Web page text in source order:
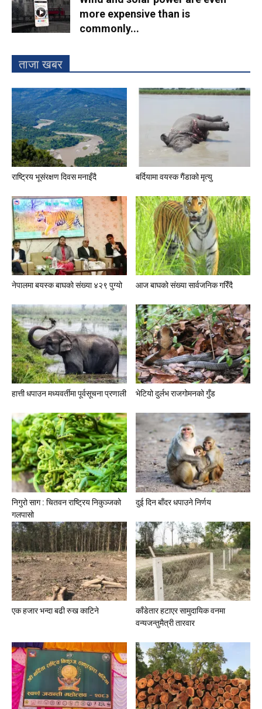
more expensive than is
commonly...
ताजा खबर
राष्ट्रिय भूसंरक्षण दिवस मनाइँदै बर्दियामा वयस्क गैंडाको मृत्यु
नेपालमा बयस्क बाघको संख्या ४२९ पुग्यो आज बाघको संख्या सार्वजनिक गरिँदै
हात्ती धपाउन मध्यवर्तीमा पूर्वसूचना प्रणाली भेटियो दुर्लभ राजगोमनको गुँड
निगुरो साग : चितवन राष्ट्रिय निकुञ्जको
गलपासो
दुई दिन बाँदर धपाउने निर्णय
एक हजार भन्दा बढी रुख काटिने
काँडेतार हटाएर सामुदायिक वनमा
वन्यजन्तुमैत्री तारवार